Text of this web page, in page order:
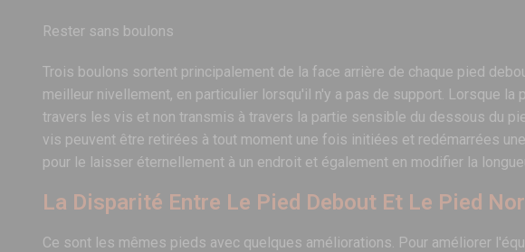
Rester sans boulons
Trois boulons sortent principalement de la face arrière de chaque pied
meilleur nivellement, en particulier lorsqu'il n'y a pas de support. Lorsque
travers les vis et non transmis à travers la partie sensible du dessous du
vis peuvent être retirées à tout moment une fois initiées et redémarrées
pour le laisser éternellement à un endroit et également en modifier la
La Disparité Entre Le Pied Debout Et Le Pied
Ce sont les mêmes pieds avec quelques améliorations. Pour améliorer